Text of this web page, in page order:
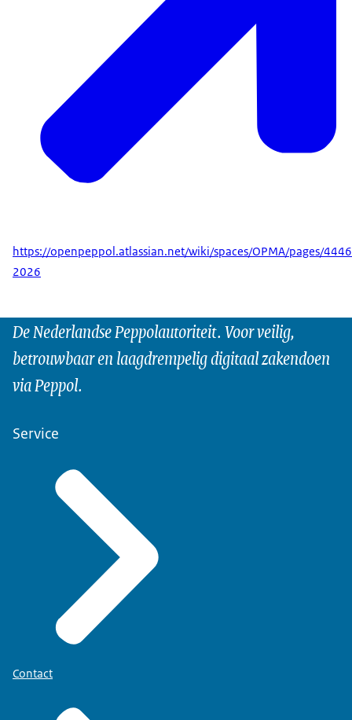
https://openpeppol.atlassian.net/wiki/spaces/OPMA/pages/
2026
De Nederlandse Peppolautoriteit. Voor veilig,
betrouwbaar en laagdrempelig digitaal zakendoen
via Peppol.
Service
Contact